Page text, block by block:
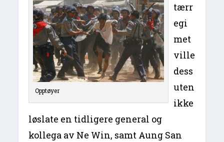
Opptøyer
tærr
egi
met
ville
dess
uten
ikke
løslate en tidligere general og
kollega av Ne Win, samt Aung San